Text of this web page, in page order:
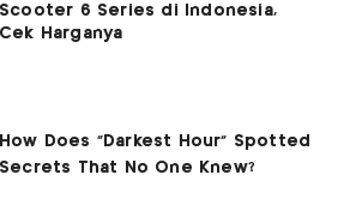
Scooter 6 Series di Indonesia,
Cek Harganya